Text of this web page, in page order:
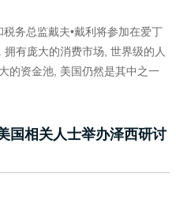
务总监戴夫•戴利将参加在爱丁
有庞大的消费市场, 世界级的人
的资金池, 美国仍然是其中之一
国相关人士举办泽西研讨